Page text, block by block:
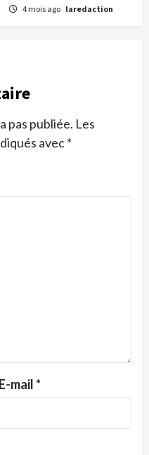
4 mois ago laredaction
pas publiée. Les
avec*
E-mail*